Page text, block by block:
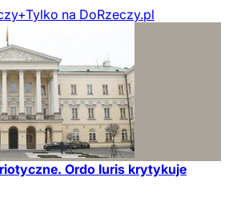
Tylko na DoRzeczy.pl
Ordo Iuris krytykuje